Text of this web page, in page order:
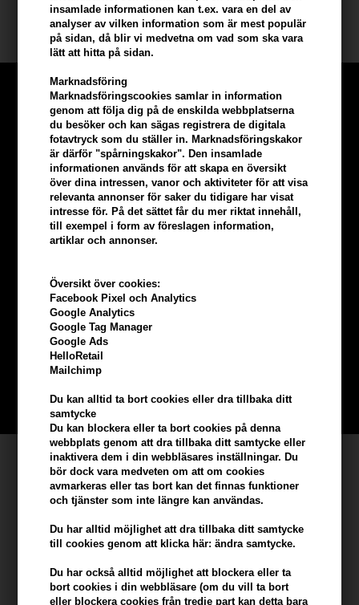
insamlade informationen kan t.ex. vara en del av
analyser av vilken information som är mest populär
på sidan, då blir vi medvetna om vad som ska vara
lätt att hitta på sidan.
Marknadsföring
Marknadsföringscookies samlar in information
genom att följa dig på de enskilda webbplatserna
du besöker och kan sägas registrera de digitala
fotavtryck som du ställer in. Marknadsföringskakor
är därför "spårningskakor". Den insamlade
informationen används för att skapa en översikt
över dina intressen, vanor och aktiviteter för att visa
relevanta annonser för saker du tidigare har visat
intresse för. På det sättet får du mer riktat innehåll,
till exempel i form av föreslagen information,
artiklar och annonser.
Översikt över cookies:
Facebook Pixel och Analytics
Google Analytics
Google Tag Manager
Google Ads
HelloRetail
Mailchimp
Du kan alltid ta bort cookies eller dra tillbaka ditt
samtycke
Du kan blockera eller ta bort cookies på denna
webbplats genom att dra tillbaka ditt samtycke eller
inaktivera dem i din webbläsares inställningar. Du
bör dock vara medveten om att om cookies
avmarkeras eller tas bort kan det finnas funktioner
och tjänster som inte längre kan användas.
Du har alltid möjlighet att dra tillbaka ditt samtycke
till cookies genom att klicka här: ändra samtycke.
Du har också alltid möjlighet att blockera eller ta
bort cookies i din webbläsare (om du vill ta bort
eller blockera cookies från tredje part kan detta bara
Storlek: 150ml.
Tjäna5% bonus
beställning
Bli en del av vår kundklubb gratis och få rabatter när du handlar
BLI EN GRATIS MEDLEM HÄR
Kundservice
Hair247
Frisenborgvej 6A
DK-7800 Skive
info@hair247.se
Kom ihåg att vi har